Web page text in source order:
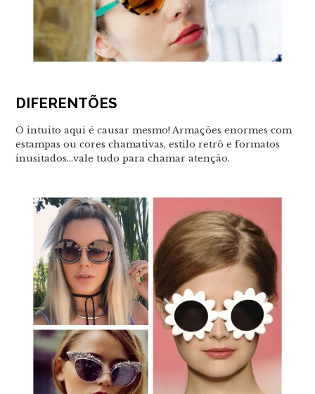
DIFERENTÕES
O intuito aqui é causar mesmo! Armações enormes com
estampas ou cores chamativas, estilo retrô e formatos
inusitados…vale tudo para chamar atenção.